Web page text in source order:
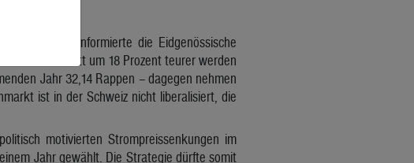
So informierte die Eidgenössische
im Durchschnitt um 18 Prozent teurer werden
Jahr 32,14 Rappen – dagegen nehmen
ist in der Schweiz nicht liberalisiert, die
motivierten Strompreissenkungen im
Jahr gewählt. Die Strategie dürfte somit